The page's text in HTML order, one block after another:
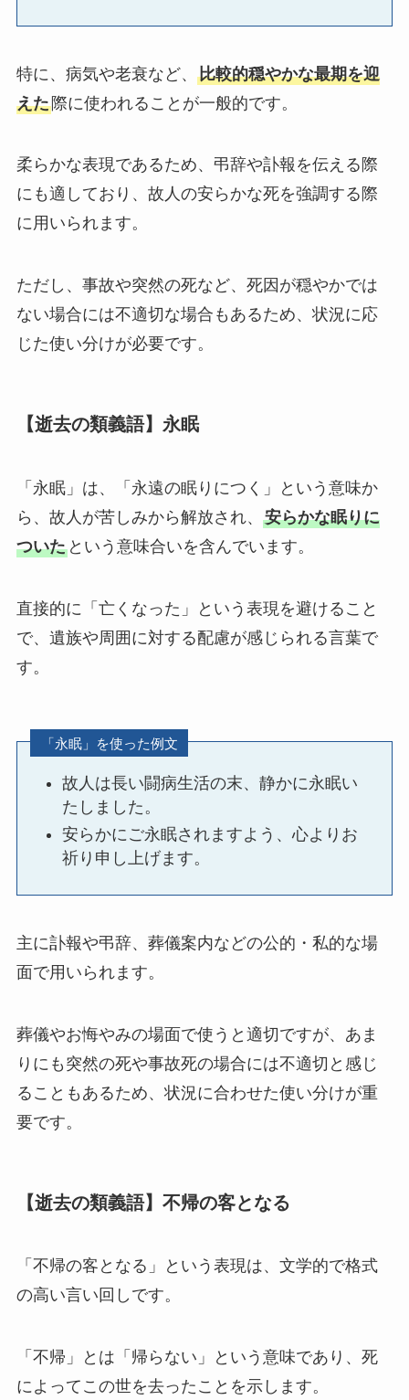
特に、病気や老衰など、 比較的穏やかな最期を迎
えた際に使われることが一般的です。
柔らかな表現であるため、弔辞や訃報を伝える際
にも適しており、故人の安らかな死を強調する際
に用いられます。
ただし、事故や突然の死など、死因が穏やかでは
ない場合には不適切な場合もあるため、状況に応
じた使い分けが必要です。
【逝去の類義語】永眠
「永眠」は、「永遠の眠りにつく」という意味か
ら、故人が苦しみから解放され、 安らかな眠りに
ついたという意味合いを含んでいます。
直接的に「亡くなった」という表現を避けること
で、遺族や周囲に対する配慮が感じられる言葉で
す。
「永眠」を使った例文
故人は長い闘病生活の末、静かに永眠い
たしました。
安らかにご永眠されますよう、心よりお
祈り申し上げます。
主に訃報や弔辞、葬儀案内などの公的・私的な場
面で用いられます。
葬儀やお悔やみの場面で使うと適切ですが、あま
りにも突然の死や事故死の場合には不適切と感じ
ることもあるため、状況に合わせた使い分けが重
要です。
【逝去の類義語】不帰の客となる
「不帰の客となる」という表現は、文学的で格式
の高い言い回しです。
「不帰」とは「帰らない」という意味であり、死
によってこの世を去ったことを示します。